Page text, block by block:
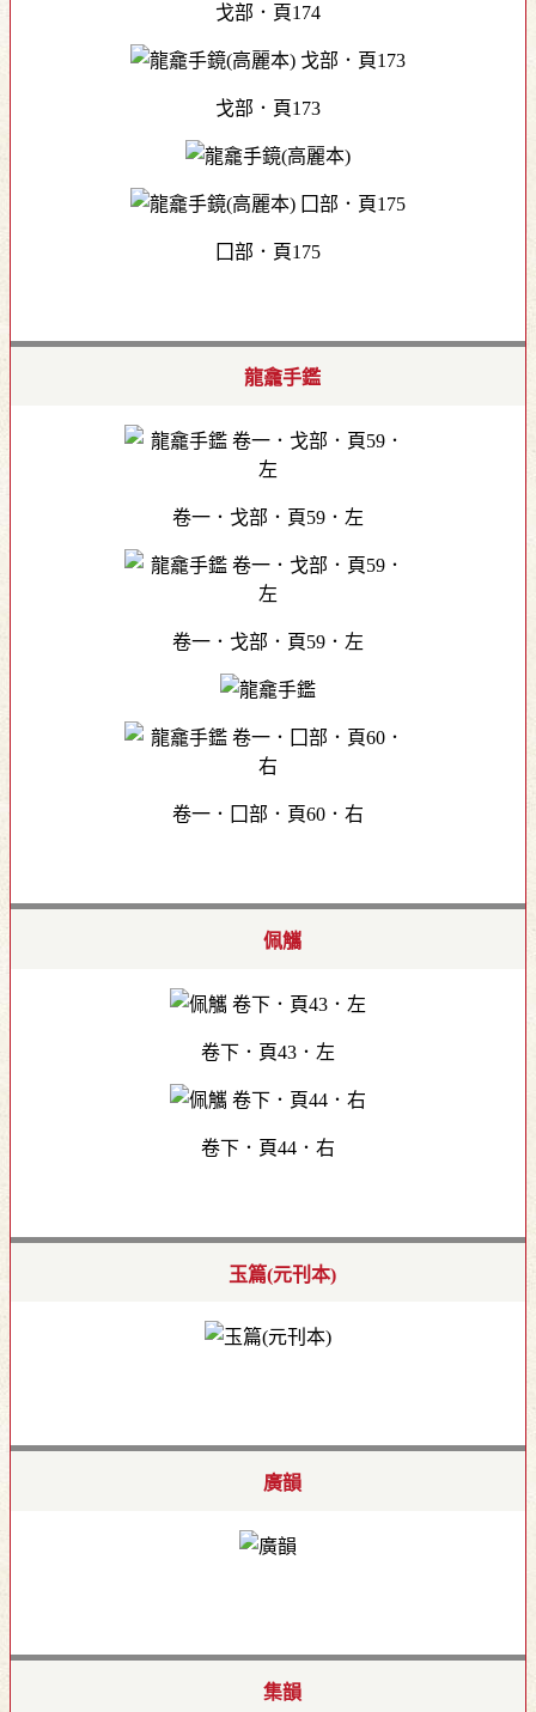
戈部．頁174
戈部．頁173
囗部．頁175
龍龕手鑑
卷一．戈部．頁59．左
卷一．戈部．頁59．左
卷一．囗部．頁60．右
佩觿
卷下．頁43．左
卷下．頁44．右
玉篇(元刊本)
廣韻
集韻